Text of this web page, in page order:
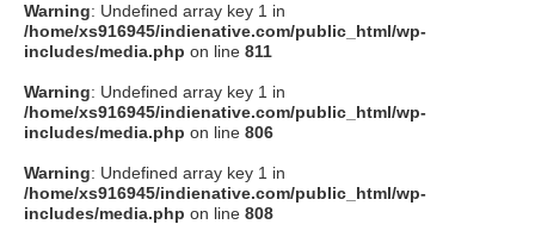
instagram
Tumblr
Soundcloud
to indienative
Warning: Undefined array key 1 in
/home/xs916945/indienative.com/public_html/wp-
includes/media.php on line 811
Warning: Undefined array key 1 in
/home/xs916945/indienative.com/public_html/wp-
includes/media.php on line 806
Warning: Undefined array key 1 in
/home/xs916945/indienative.com/public_html/wp-
includes/media.php on line 808